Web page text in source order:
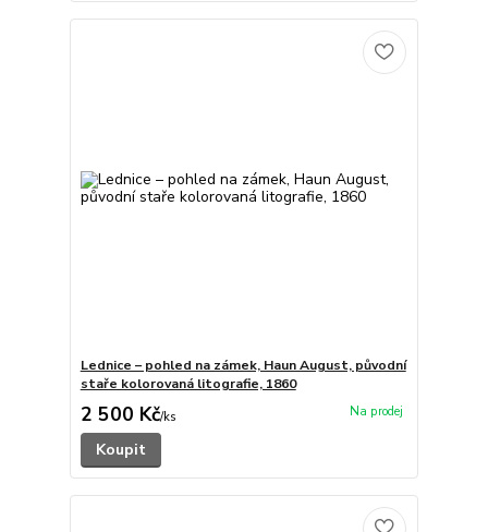
Lednice – pohled na zámek, Haun August, původní
staře kolorovaná litografie, 1860
2 500 Kč/ks
Koupit